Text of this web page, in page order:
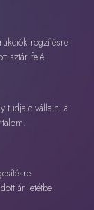
rögzítésre
sztár felé.
tudja-e vállalni a
ár letétbe